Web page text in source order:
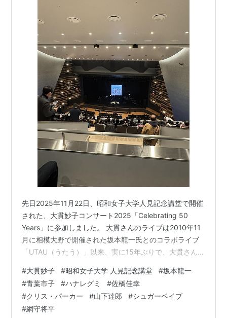
ちなみに、渡辺美里、EPO、アレンジャーの
は同じ高校（都立松原高校）の先輩後輩の間柄である。
主なレコーディング参加アーティスト
山下達郎 佐野元春 小田和正 渡辺美里 鈴木祥子
松たか子 キンモクセイ
坂本龍一 槇原敬之 藤井フミヤ 藤井尚之 その他多
セッションギタリストとしてのデビューは1980年の
EPOのアルバム
先日2025年11月22日、昭和女子大学人見記念講堂で開催
された、大貫妙子コンサート2025「Celebrating 50
Years」に参加しました。 大貫さんのライブは2010年11
月に相模大野で開催された坂本龍一氏とのコラボライブ
「UTAU（うたう）」以来、実に15年ぶりで、大貫さんソ
ソロライブが「Celebrating 50 Years」（50周年記念ラ
イブ）ということで、何かご縁のようなものを感じまし
た。 初めての大貫さんのライブが、50周年記念ライブと
いうことで、とてもワクワクしていました。 開演は、約
#大貫妙子 #昭和女子大学 人見記念講堂 #坂本龍一
#青葉市子 #ハナレグミ #佐橋佳幸
#クリス・パーカー #山下達郎 #シュガーベイブ
#網守将平